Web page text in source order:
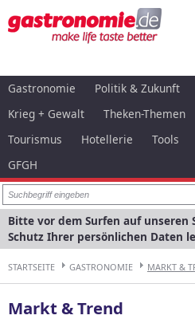
Gastronomie Politik & Zukunft
Krieg + Gewalt
Theken-Themen
Tourismus
Hotellerie Tools
GFGH
Bitte vor dem Surfen auf unseren
Schutz Ihrer persönlichen Daten
STARTSEITE GASTRONOMIE MARKT &
Markt & Trend